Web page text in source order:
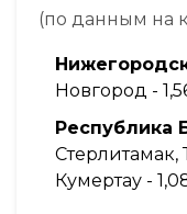
(по данным на
Новгород -
Республика
Кумертау -